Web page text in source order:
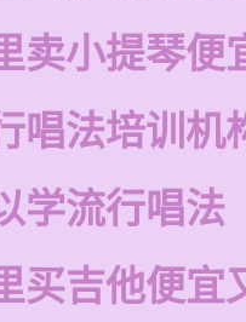
卖小提琴便
唱法培训机
学流行唱法
买吉他便宜